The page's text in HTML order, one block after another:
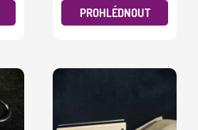
PROHLÉDNOUT